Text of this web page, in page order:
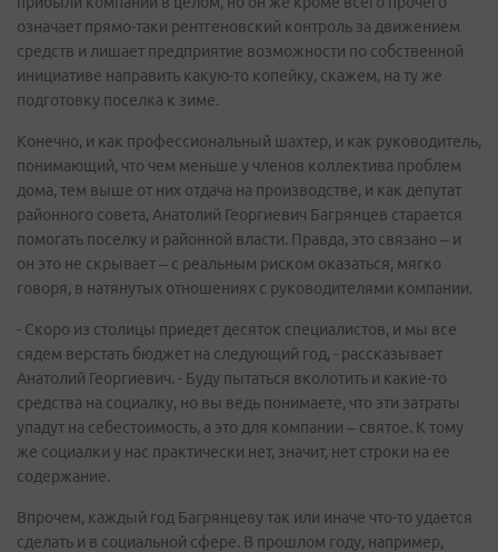
означает прямо-таки рентгеновский контроль за движением
средств и лишает предприятие возможности по собственной
инициативе направить какую-то копейку, скажем, на ту же
подготовку поселка к зиме.
Конечно, и как профессиональный шахтер, и как руководитель,
понимающий, что чем меньше у членов коллектива проблем
дома, тем выше от них отдача на производстве, и как депутат
районного совета, Анатолий Георгиевич Багрянцев старается
помогать поселку и районной власти. Правда, это связано – и
он это не скрывает – с реальным риском оказаться, мягко
говоря, в натянутых отношениях с руководителями компании.
- Скоро из столицы приедет десяток специалистов, и мы все
сядем верстать бюджет на следующий год, - рассказывает
Анатолий Георгиевич. - Буду пытаться вколотить и какие-то
средства на социалку, но вы ведь понимаете, что эти затраты
упадут на себестоимость, а это для компании – святое. К тому
же социалки у нас практически нет, значит, нет строки на ее
содержание.
Впрочем, каждый год Багрянцеву так или иначе что-то удается
сделать и в социальной сфере. В прошлом году, например,